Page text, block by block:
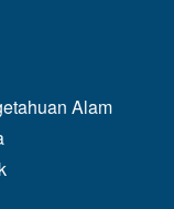
Alam